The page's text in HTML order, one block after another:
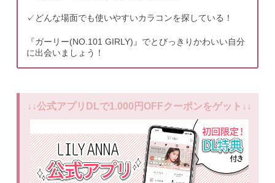
✓どんな場面でも使いやすいカラコンを探している！
『ガーリー(NO.101 GIRLY)』でとびっきりかわいい自分
に出会いましょう！
↓↓公式アプリDLで1.000円OFFクーポンをゲット↓↓